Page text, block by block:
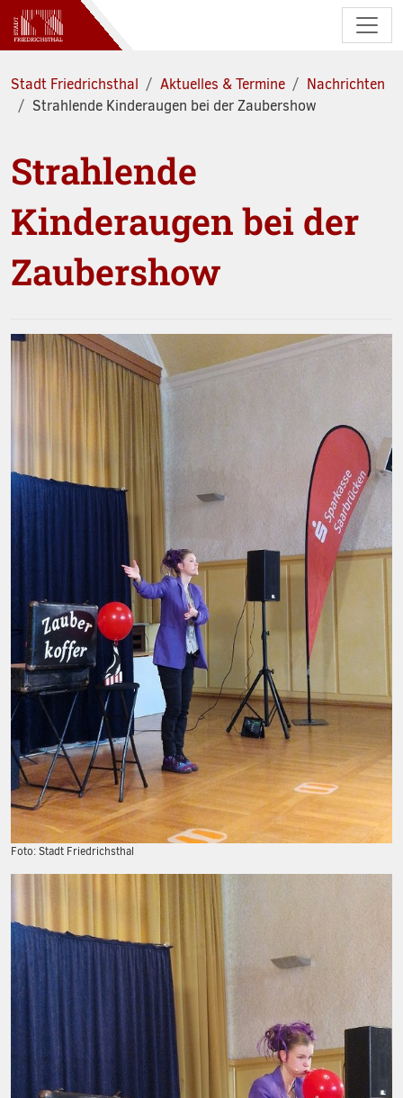
Zum Hauptinhalt springen
Stadt Friedrichsthal Aktuelles & Termine
Nachrichten
Strahlende Kinderaugen bei der Zaubershow
Strahlende
Kinderaugen bei der
Zaubershow
Foto: Stadt Friedrichsthal